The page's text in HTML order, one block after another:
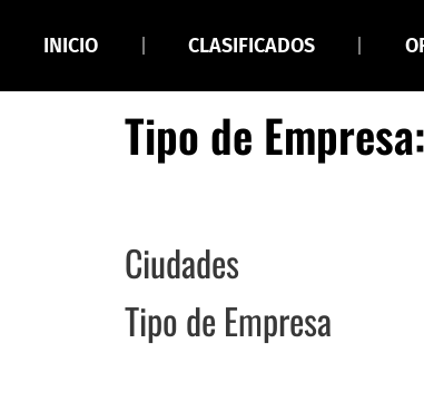
INICIO CLASIFICADOS
Tipo de
Ciudades
Tipo de Empresa